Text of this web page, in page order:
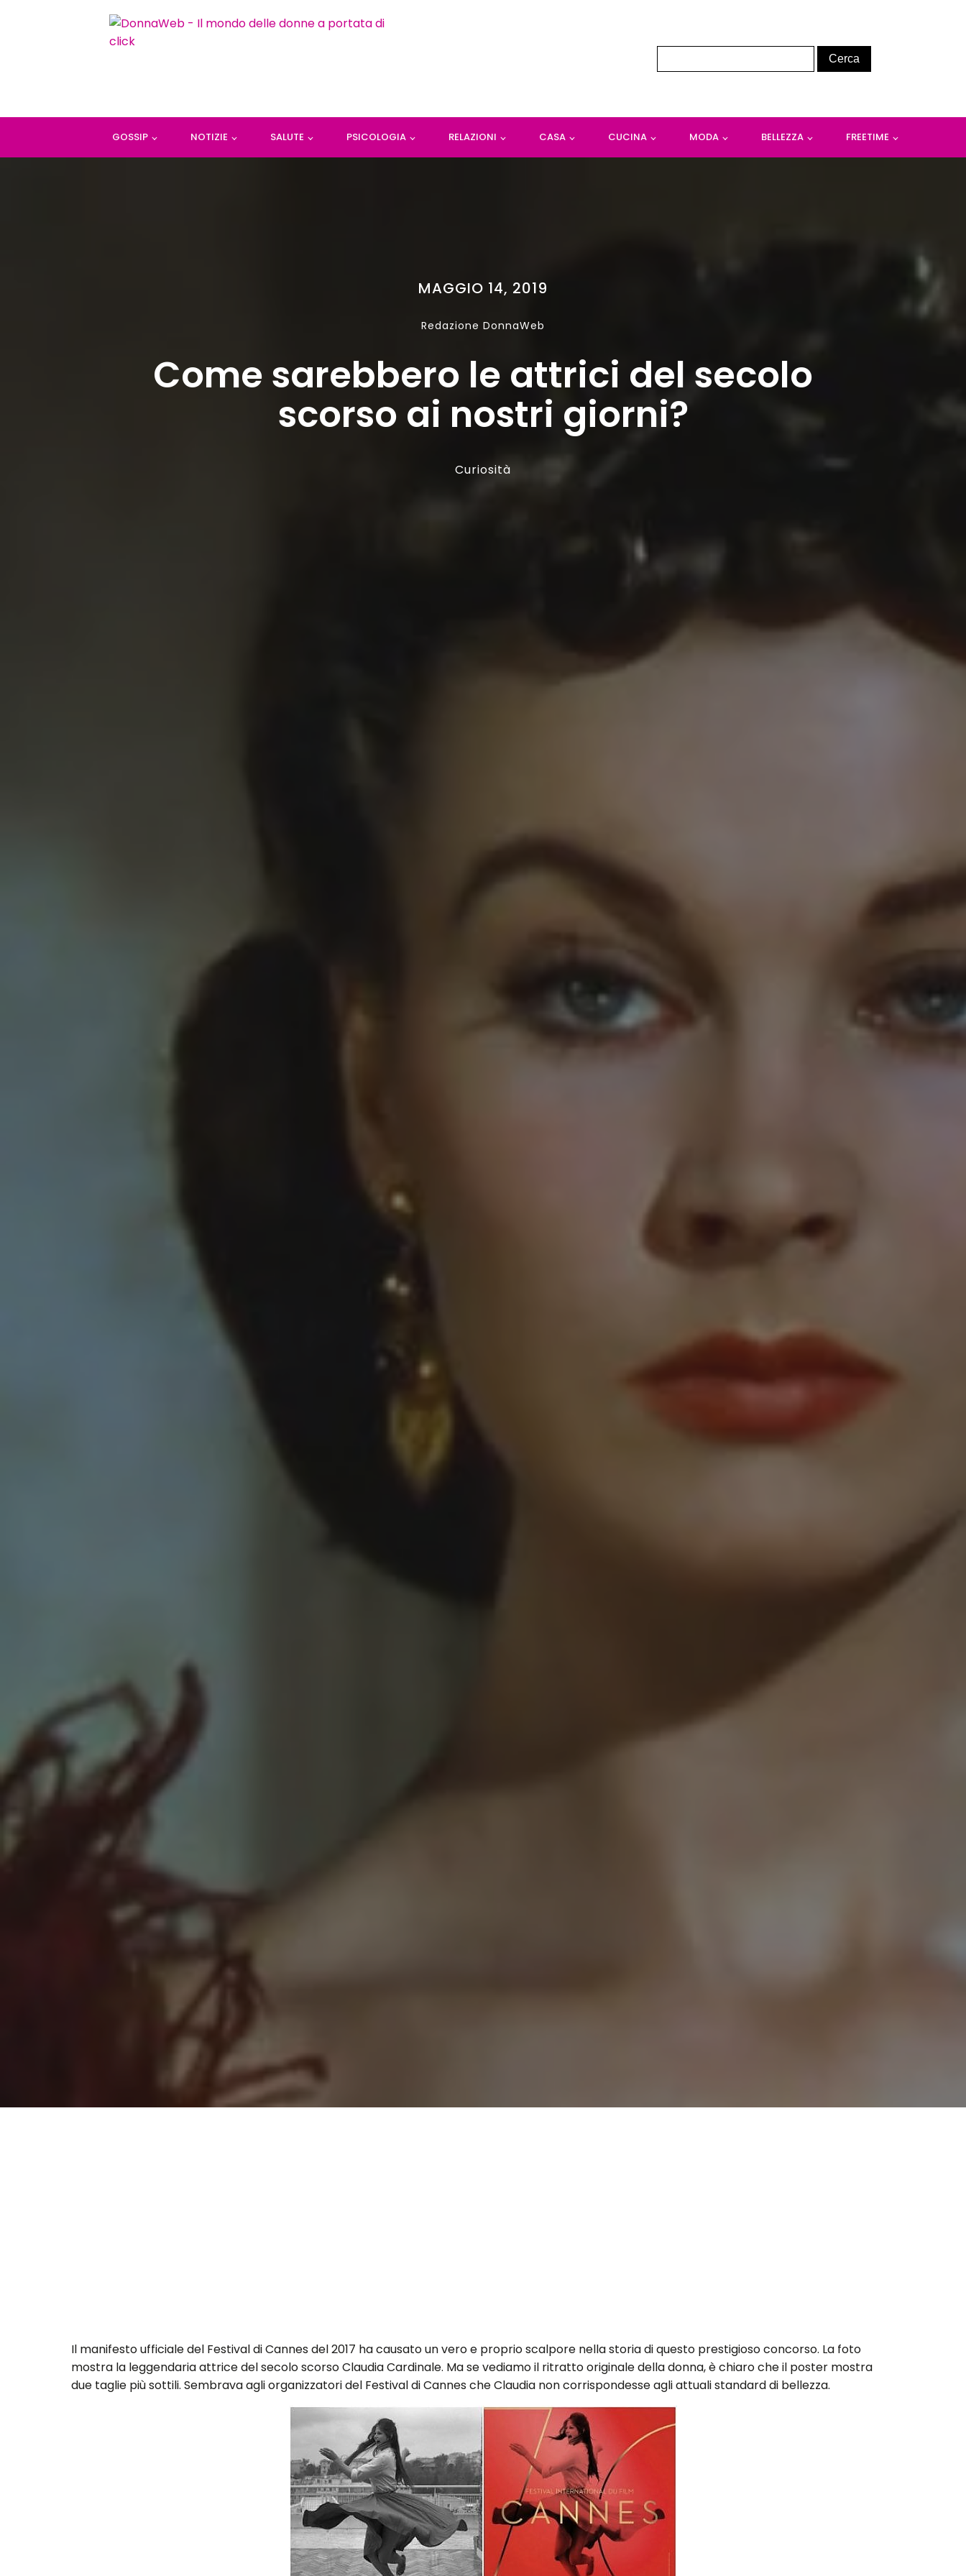
GOSSIP NOTIZIE SALUTE PSICOLOGIA RELAZIONI CASA CUCINA MODA BELLEZZA FREETIME
MAGGIO 14, 2019
Redazione DonnaWeb
Come sarebbero le attrici del secolo
scorso ai nostri giorni?
Curiosità
Il manifesto ufficiale del Festival di Cannes del 2017 ha causato un vero e proprio scalpore nella storia di questo prestigioso concorso. La foto
mostra la leggendaria attrice del secolo scorso Claudia Cardinale. Ma se vediamo il ritratto originale della donna, è chiaro che il poster mostra
due taglie più sottili. Sembrava agli organizzatori del Festival di Cannes che Claudia non corrispondesse agli attuali standard di bellezza.